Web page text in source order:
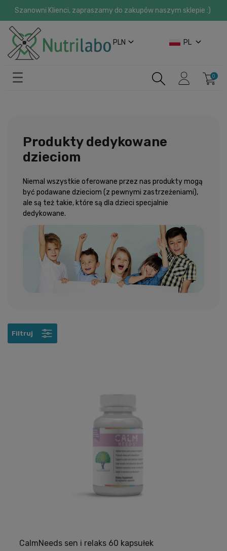
Szanowni Klienci, zapraszamy do zakupów naszym sklepie :)
PLN PL
Produkty dedykowane
dzieciom
Niemal wszystkie oferowane przez nas produkty mogą
być podawane dzieciom (z pewnymi zastrzeżeniami),
ale są też takie, które są dla dzieci specjalnie
dedykowane.
Filtruj
CalmNeeds sen i relaks 60 kapsułek